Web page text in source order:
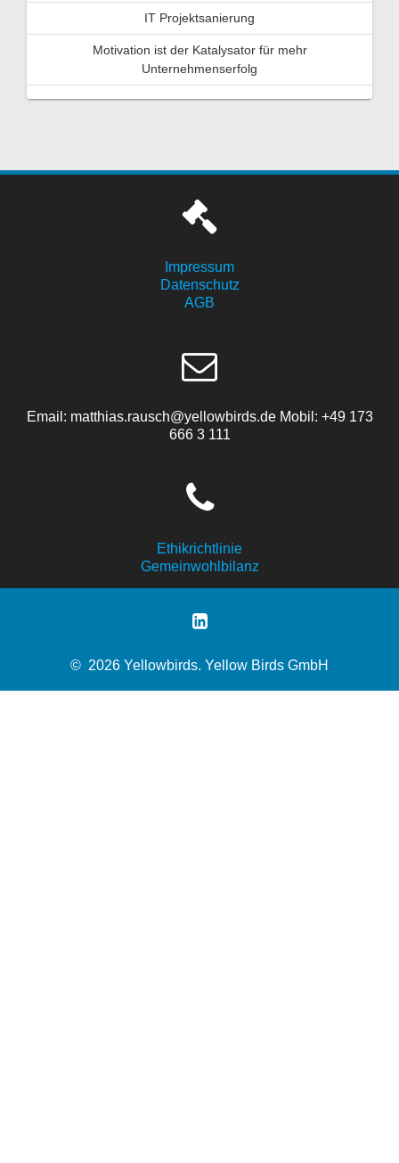
IT Projektsanierung
Motivation ist der Katalysator für mehr
Unternehmenserfolg
Impressum
Datenschutz
AGB
Email: matthias.rausch@yellowbirds.de Mobil: +49 173
666 3 111
Ethikrichtlinie
Gemeinwohlbilanz
© 2026 Yellowbirds. Yellow Birds GmbH